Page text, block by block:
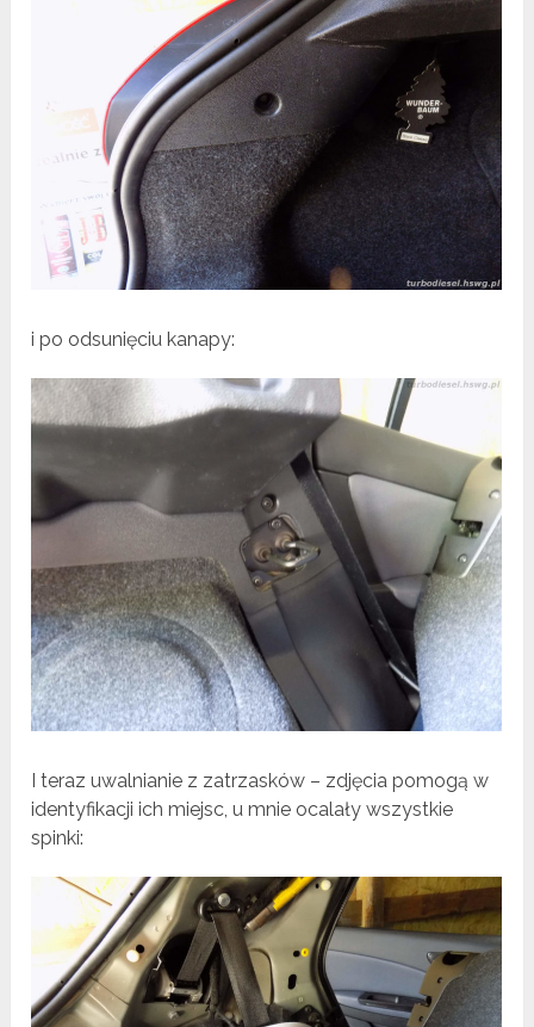
i po odsunięciu kanapy:
I teraz uwalnianie z zatrzasków – zdjęcia pomogą w
identyfikacji ich miejsc, u mnie ocalały wszystkie
spinki: